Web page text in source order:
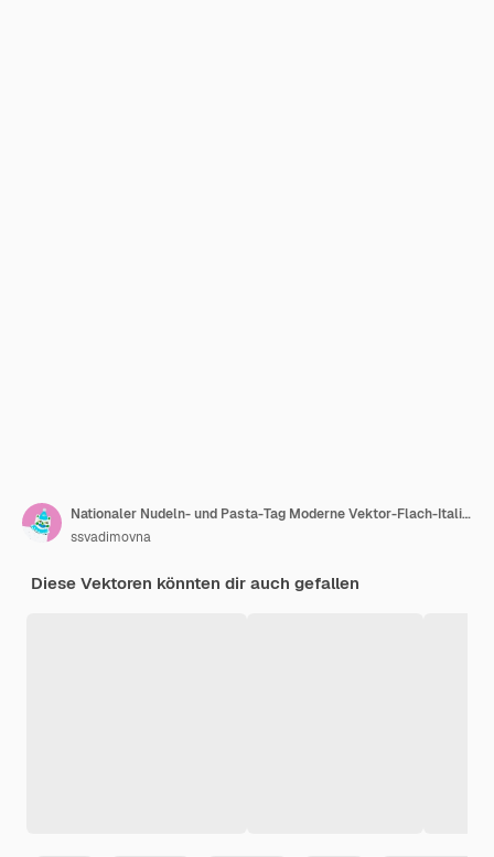
Nationaler Nudeln- und Pasta-Tag Moderne Vektor-Flach-Italienische Nudeln und Makkaroni-Poster
ssvadimovna
Diese Vektoren könnten dir auch gefallen